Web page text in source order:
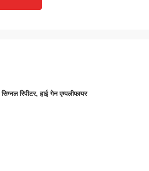
रिपीटर, हाई गेन एम्पलीफायर